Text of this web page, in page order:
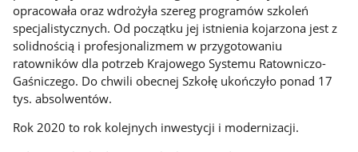
opracowała oraz wdrożyła szereg programów szkoleń
specjalistycznych. Od początku jej istnienia kojarzona jest z
solidnością i profesjonalizmem w przygotowaniu
ratowników dla potrzeb Krajowego Systemu Ratowniczo-
Gaśniczego. Do chwili obecnej Szkołę ukończyło ponad 17
tys. absolwentów.
Rok 2020 to rok kolejnych inwestycji i modernizacji.